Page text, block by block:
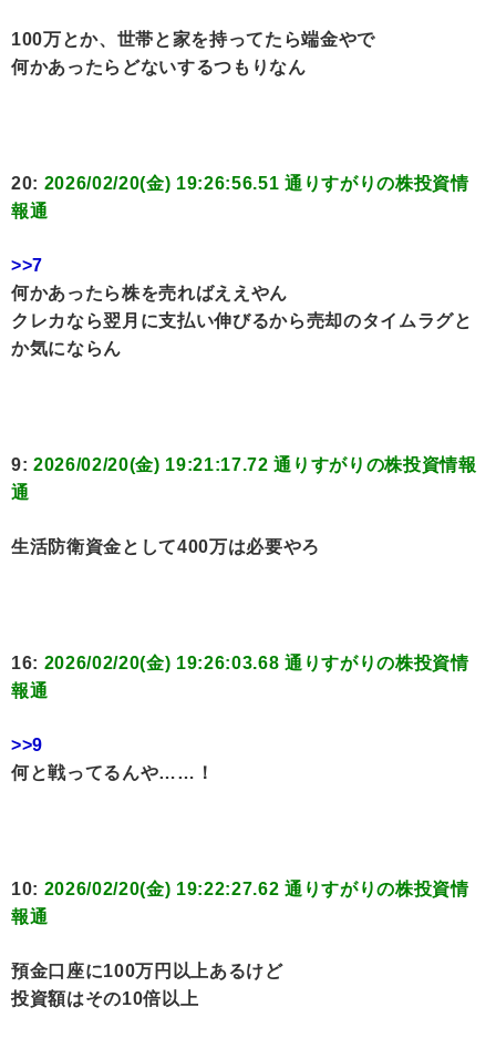
100万とか、世帯と家を持ってたら端金やで
何かあったらどないするつもりなん
20: 2026/02/20(金) 19:26:56.51 通りすがりの株投資情
報通
>>7
何かあったら株を売ればええやん
クレカなら翌月に支払い伸びるから売却のタイムラグと
か気にならん
9: 2026/02/20(金) 19:21:17.72 通りすがりの株投資情報
通
生活防衛資金として400万は必要やろ
16: 2026/02/20(金) 19:26:03.68 通りすがりの株投資情
報通
>>9
何と戦ってるんや……！
10: 2026/02/20(金) 19:22:27.62 通りすがりの株投資情
報通
預金口座に100万円以上あるけど
投資額はその10倍以上